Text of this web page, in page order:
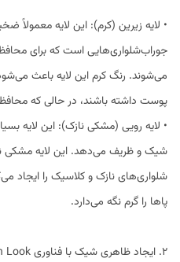
• لایه زیرین (کرم): این لایه معمولاً
جوراب‌شلواری‌هایی است که برای
می‌شوند. رنگ کرم این لایه باعث
پوست داشته باشند، در حالی که
• لایه رویی (مشکی نازک): این لایه
شیک و ظریف می‌دهد. این لایه مشکی
شلواری‌های نازک و کلاسیک را ایجاد
پاها را گرم نگه می‌دارد.
2. ایجاد ظاهری شیک با فناوری Thin Look: